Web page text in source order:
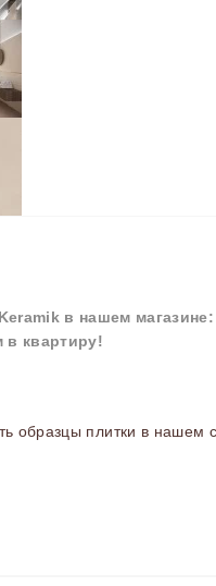
в нашем магазине:
в квартиру!
образцы плитки в нашем